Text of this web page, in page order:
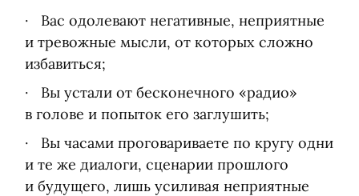
Вас одолевают негативные, неприятные
и тревожные мысли, от которых сложно
избавиться;
Вы устали от бесконечного «радио»
в голове и попыток его заглушить;
Вы часами проговариваете по кругу одни
и те же диалоги, сценарии прошлого
и будущего, лишь усиливая неприятные